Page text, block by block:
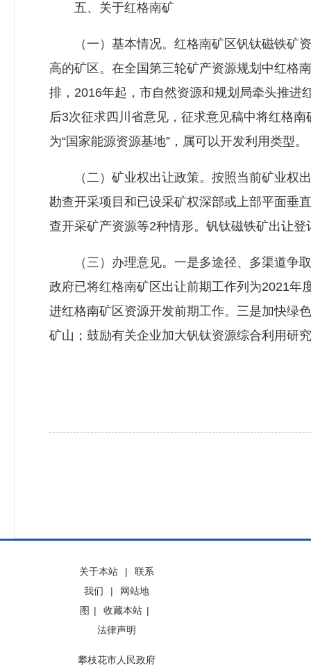
五、关于红格南矿
（一）基本情况。红格南矿区钒钛磁铁矿资
高的矿区。在全国第三轮矿产资源规划中红格
排，2016年起，市自然资源和规划局牵头推进
后3次征求四川省意见，征求意见稿中将红格
为“国家能源资源基地”，属可以开发利用类型。
（二）矿业权出让政策。按照当前矿业权出
勘查开采项目和已设采矿权深部或上部平面垂
查开采矿产资源等2种情形。钒钛磁铁矿出让
（三）办理意见。一是多途径、多渠道争取
政府已将红格南矿区出让前期工作列为2021年
进红格南矿区资源开发前期工作。三是加快绿
矿山；鼓励有关企业加大钒钛资源综合利用研
关于本站 |
联系
我们
|
网站地
图 | 收藏本站 |
法律声明
攀枝花市人民政府